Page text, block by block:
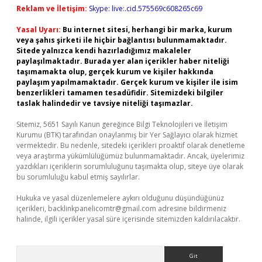
Reklam ve İletişim: Skype: live:.cid.575569c608265c69
Yasal Uyarı: Bu internet sitesi, herhangi bir marka, kurum
veya şahıs şirketi ile hiçbir bağlantısı bulunmamaktadır.
Sitede yalnızca kendi hazırladığımız makaleler
paylaşılmaktadır. Burada yer alan içerikler haber niteliği
taşımamakta olup, gerçek kurum ve kişiler hakkında
paylaşım yapılmamaktadır. Gerçek kurum ve kişiler ile isim
benzerlikleri tamamen tesadüfidir. Sitemizdeki bilgiler
taslak halindedir ve tavsiye niteliği taşımazlar.
Sitemiz, 5651 Sayılı Kanun gereğince Bilgi Teknolojileri ve İletişim
Kurumu (BTK) tarafından onaylanmış bir Yer Sağlayıcı olarak hizmet
vermektedir. Bu nedenle, sitedeki içerikleri proaktif olarak denetleme
veya araştırma yükümlülüğümüz bulunmamaktadır. Ancak, üyelerimiz
yazdıkları içeriklerin sorumluluğunu taşımakta olup, siteye üye olarak
bu sorumluluğu kabul etmiş sayılırlar.
Hukuka ve yasal düzenlemelere aykırı olduğunu düşündüğünüz
içerikleri, backlinkpanelicomtr@gmail.com adresine bildirmeniz
halinde, ilgili içerikler yasal süre içerisinde sitemizden kaldırılacaktır.